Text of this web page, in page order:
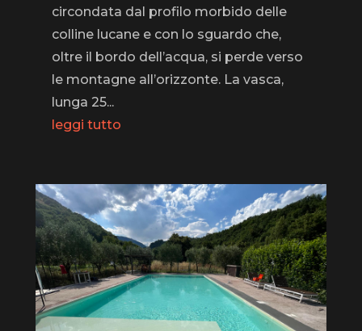
circondata dal profilo morbido delle
colline lucane e con lo sguardo che,
oltre il bordo dell’acqua, si perde verso
le montagne all’orizzonte. La vasca,
lunga 25...
leggi tutto